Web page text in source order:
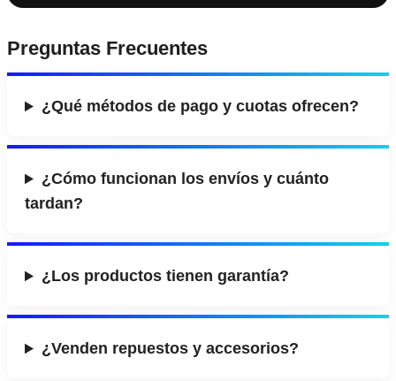
Preguntas Frecuentes
¿Qué métodos de pago y cuotas ofrecen?
¿Cómo funcionan los envíos y cuánto
tardan?
¿Los productos tienen garantía?
¿Venden repuestos y accesorios?